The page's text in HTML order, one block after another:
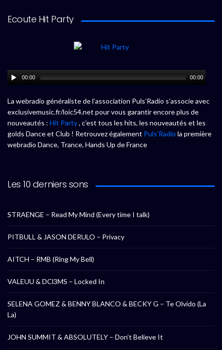
Ecoute Hit Party
00:00 00:00
La webradio généraliste de l’association Puls’Radio s’associe avec
exclusivemusic.fr/loic54.net pour vous garantir encore plus de
nouveautés : Hit Party, c’est tous les hits, les nouveautés et les
golds Dance et Club ! Retrouvez également Puls’Radio la première
webradio Dance, Trance, Hands Up de France
Les 10 derniers sons
STRAENGE – Read My Mind (Every time I talk)
PITBULL & JASON DERULO – Privacy
AITCH – RMB (Ring My Bell)
VALEUU & DCl3MS – Locked In
SELENA GOMEZ & BENNY BLANCO & BECKY G – Te Olvido (La
La)
JOHN SUMMIT & ABSOLUTELY – Don’t Believe It